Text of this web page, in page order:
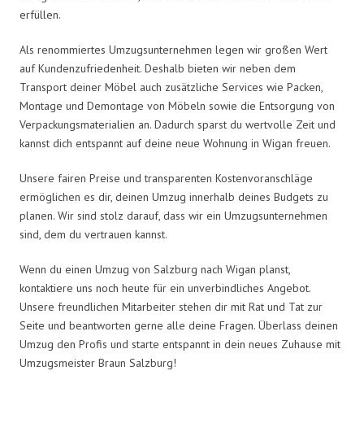
erfüllen.
Als renommiertes Umzugsunternehmen legen wir großen Wert
auf Kundenzufriedenheit. Deshalb bieten wir neben dem
Transport deiner Möbel auch zusätzliche Services wie Packen,
Montage und Demontage von Möbeln sowie die Entsorgung von
Verpackungsmaterialien an. Dadurch sparst du wertvolle Zeit und
kannst dich entspannt auf deine neue Wohnung in Wigan freuen.
Unsere fairen Preise und transparenten Kostenvoranschläge
ermöglichen es dir, deinen Umzug innerhalb deines Budgets zu
planen. Wir sind stolz darauf, dass wir ein Umzugsunternehmen
sind, dem du vertrauen kannst.
Wenn du einen Umzug von Salzburg nach Wigan planst,
kontaktiere uns noch heute für ein unverbindliches Angebot.
Unsere freundlichen Mitarbeiter stehen dir mit Rat und Tat zur
Seite und beantworten gerne alle deine Fragen. Überlass deinen
Umzug den Profis und starte entspannt in dein neues Zuhause mit
Umzugsmeister Braun Salzburg!